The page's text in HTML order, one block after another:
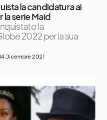
la candidatura ai
serie Maid
la
2022 per la sua
Dicembre 2021